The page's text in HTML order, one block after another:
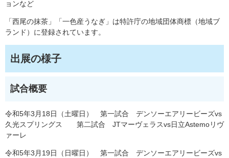
ョンなど
「西尾の抹茶」「一色産うなぎ」は特許庁の地域団体商標（地域ブ
ランド）に登録されています。
出展の様子
試合概要
令和5年3月18日（土曜日） 第一試合 デンソーエアリービーズvs
久光スプリングス 第二試合 JTマーヴェラスvs日立Astemoリヴ
ァーレ
令和5年3月19日（日曜日） 第一試合 デンソーエアリービーズvs